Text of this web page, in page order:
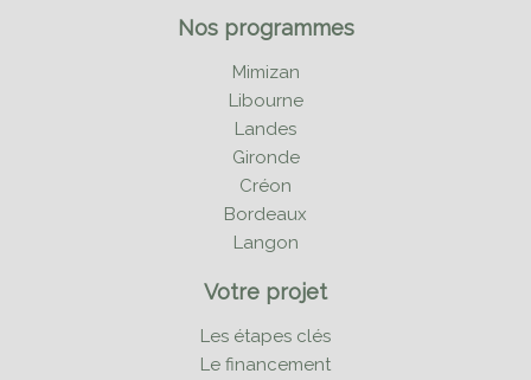
Nos programmes
Mimizan
Libourne
Landes
Gironde
Créon
Bordeaux
Langon
Votre projet
Les étapes clés
Le financement